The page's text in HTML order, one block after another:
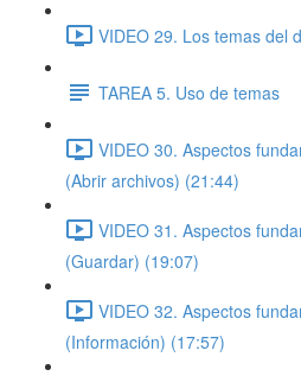
VIDEO 29. Los temas del
TAREA 5. Uso de temas
VIDEO 30. Aspectos
(Abrir archivos) (21:44)
VIDEO 31. Aspectos
(Guardar) (19:07)
VIDEO 32. Aspectos
(Información) (17:57)